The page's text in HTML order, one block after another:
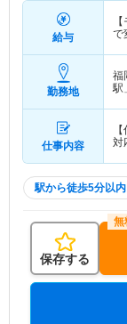
給与
で
勤務地
福
駅
仕事内容
対
駅から徒歩5分以内
保存する